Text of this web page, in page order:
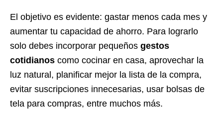
El objetivo es evidente: gastar menos cada mes y
aumentar tu capacidad de ahorro. Para lograrlo
solo debes incorporar pequeños gestos
cotidianos como cocinar en casa, aprovechar la
luz natural, planificar mejor la lista de la compra,
evitar suscripciones innecesarias, usar bolsas de
tela para compras, entre muchos más.